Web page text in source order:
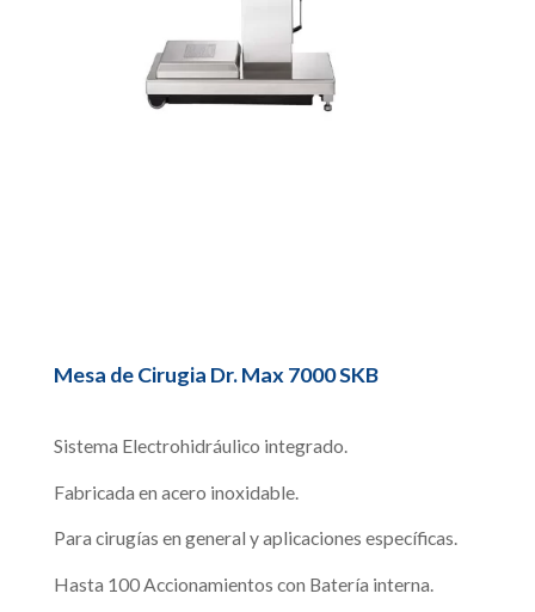
Mesa de Cirugia Dr. Max 7000 SKB
Sistema Electrohidráulico integrado.
Fabricada en acero inoxidable.
Para cirugías en general y aplicaciones específicas.
Hasta 100 Accionamientos con Batería interna.